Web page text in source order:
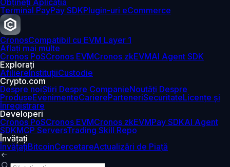
Obțineți Aplicația
Terminal PayPay SDKPlugin-uri eCommerce
CronosCompatibil cu EVM Layer 1
Aflați mai multe
Cronos PoSCronos EVMCronos zkEVMAI Agent SDK
Explorați
AfiliereInstituțiiCustodie
Crypto.com
Despre noiȘtiri Despre CompanieNoutăți Despre
ProduseEvenimenteCariereParteneriSecuritateLicențe și
Înregistrare
Developeri
Cronos PoSCronos EVMCronos zkEVMPay SDKAI Agent
SDKMCP ServersTrading Skill Repo
Învățați
ÎnvățațiBitcoinCercetareActualizări de Piață